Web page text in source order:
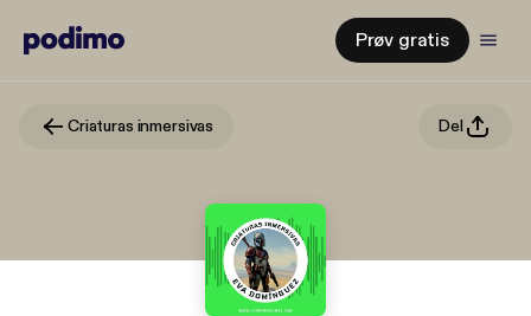
Prøv gratis
Criaturas inmersivas Del